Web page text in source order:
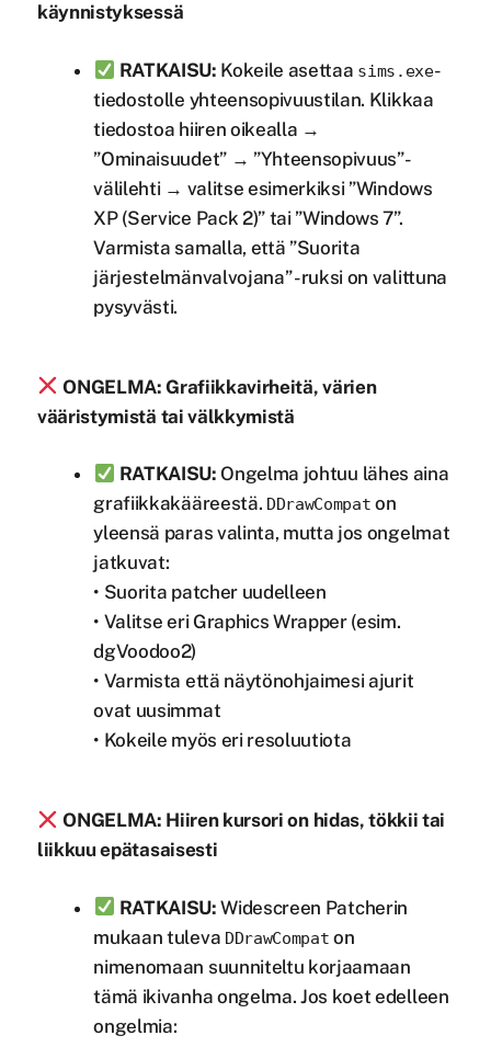
käynnistyksessä
RATKAISU: Kokeile asettaa sims.exe-
tiedostolle yhteensopivuustilan. Klikkaa
tiedostoa hiiren oikealla →
”Ominaisuudet” → ”Yhteensopivuus”-
välilehti → valitse esimerkiksi ”Windows
XP (Service Pack 2)” tai ”Windows 7”.
Varmista samalla, että ”Suorita
järjestelmänvalvojana” -ruksi on valittuna
pysyvästi.
ONGELMA: Grafiikkavirheitä, värien
vääristymistä tai välkkymistä
RATKAISU: Ongelma johtuu lähes aina
grafiikkakääreestä. DDrawCompat on
yleensä paras valinta, mutta jos ongelmat
jatkuvat:
• Suorita patcher uudelleen
• Valitse eri Graphics Wrapper (esim.
dgVoodoo2)
• Varmista että näytönohjaimesi ajurit
ovat uusimmat
• Kokeile myös eri resoluutiota
ONGELMA: Hiiren kursori on hidas, tökkii tai
liikkuu epätasaisesti
RATKAISU: Widescreen Patcherin
mukaan tuleva DDrawCompat on
nimenomaan suunniteltu korjaamaan
tämä ikivanha ongelma. Jos koet edelleen
ongelmia: